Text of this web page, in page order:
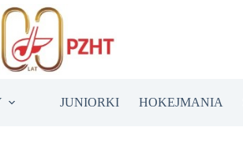
JUNIORKI HOKEJMANIA